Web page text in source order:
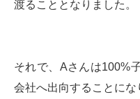
渡ることとなりました。
それで、Aさんは100%
会社へ出向することにな